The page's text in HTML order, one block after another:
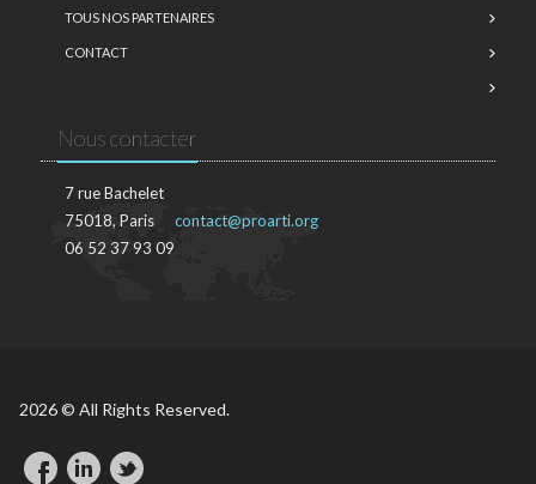
TOUS NOS PARTENAIRES
CONTACT
Nous contacter
7 rue Bachelet
75018, Paris
06 52 37 93 09
contact@proarti.org
2026 © All Rights Reserved.